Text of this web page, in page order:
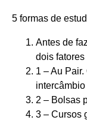
5 formas de
Antes de
dois fatores
1 – Au
2 – Bolsas
3 – Cursos